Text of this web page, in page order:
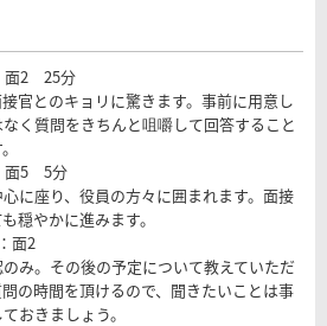
面2 25分
官とのキョリに驚きます。事前に用意し
く質問をきちんと咀嚼して回答すること
面5 5分
に座り、役員の方々に囲まれます。面接
穏やかに進みます。
面2
み。その後の予定について教えていただ
の時間を頂けるので、聞きたいことは事
おきましょう。